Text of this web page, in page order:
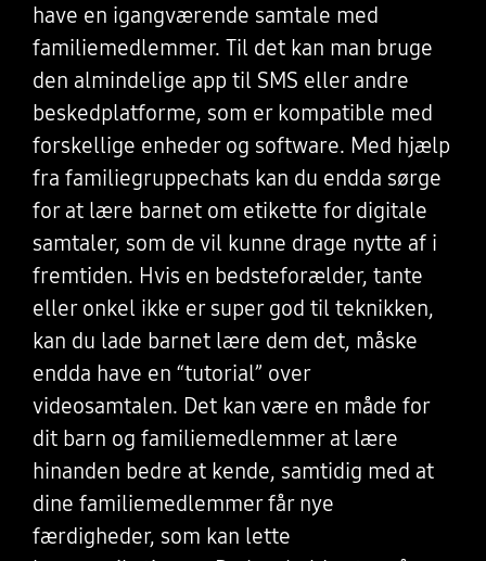
have en igangværende samtale med
familiemedlemmer. Til det kan man bruge
den almindelige app til SMS eller andre
beskedplatforme, som er kompatible med
forskellige enheder og software. Med hjælp
fra familiegruppechats kan du endda sørge
for at lære barnet om etikette for digitale
samtaler, som de vil kunne drage nytte af i
fremtiden. Hvis en bedsteforælder, tante
eller onkel ikke er super god til teknikken,
kan du lade barnet lære dem det, måske
endda have en “tutorial” over
videosamtalen. Det kan være en måde for
dit barn og familiemedlemmer at lære
hinanden bedre at kende, samtidig med at
dine familiemedlemmer får nye
færdigheder, som kan lette